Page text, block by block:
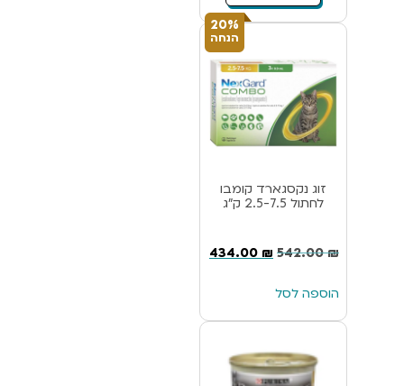
20%
הנחה
זוג נקסגארד קומבו
לחתול 2.5-7.5 ק”ג
542.00₪
434.00 ₪
הוספה לסל